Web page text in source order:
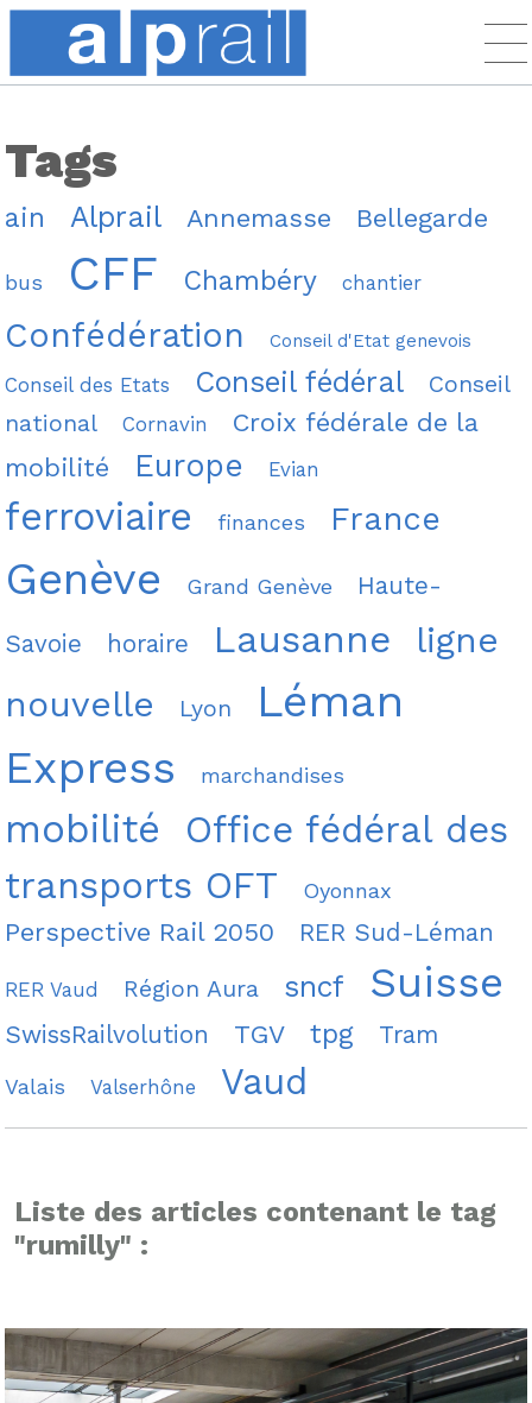
Tags
ain Alprail Annemasse Bellegarde
bus CFF Chambéry chantier
Confédération Conseil d'Etat genevois
Conseil des Etats Conseil fédéral
Conseil
national
Cornavin
Croix fédérale de la
mobilité
Europe Evian
ferroviaire finances France
Genève Grand Genève Haute-
Savoie horaire Lausanne
ligne
nouvelle
Lyon
Léman
Express
marchandises
mobilité
Office fédéral des
transports OFT
Oyonnax
Perspective Rail 2050 RER Sud-Léman
RER Vaud Région Aura sncf Suisse
SwissRailvolution TGV tpg Tram
Valais Valserhône Vaud
Liste des articles contenant le tag
"rumilly" :